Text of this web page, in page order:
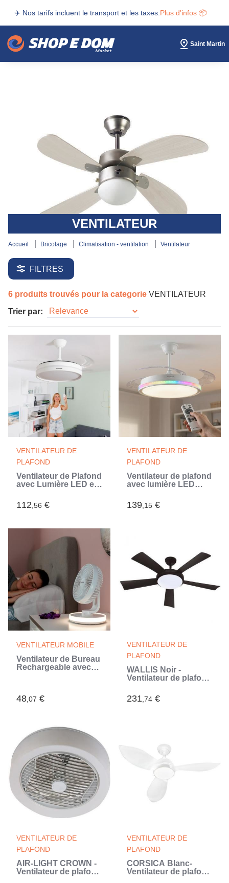
✈️ Nos tarifs incluent le transport et les taxes. Plus d'infos 📦
Saint Martin
VENTILATEUR
accueil bricolage climatisation - ventilation ventilateur
FILTRES
6 produits trouvés pour la categorie VENTILATEUR
Trier par:
VENTILATEUR DE
PLAFOND
Ventilateur de Plafond
avec Lumière LED et
Keteez InnovaGoods
Blanc 72 W Ø49-104
112,56 €
VENTILATEUR DE
PLAFOND
Ventilateur de plafond
avec lumière LED
rétractables et
télécommande
139,15 €
VENTILATEUR MOBILE
Ventilateur de Bureau
Rechargeable avec
48,07 €
VENTILATEUR DE
PLAFOND
WALLIS Noir -
Ventilateur de plafond
éclairage LED (Noir)
231,74 €
VENTILATEUR DE
PLAFOND
AIR-LIGHT CROWN -
Ventilateur de plafond
VENTILATEUR DE
PLAFOND
CORSICA Blanc-
Ventilateur de plafond